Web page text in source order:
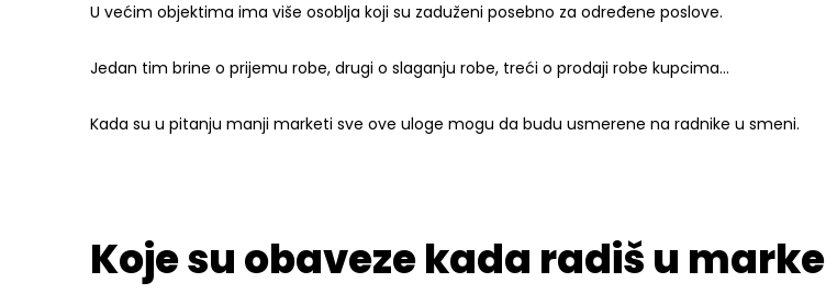
U većim objektima ima više osoblja koji su zaduženi posebno za određene poslove.
Jedan tim brine o prijemu robe, drugi o slaganju robe, treći o prodaji robe kupcima…
Kada su u pitanju manji marketi sve ove uloge mogu da budu usmerene na radnike u smeni.
Koje su obaveze kada radiš u